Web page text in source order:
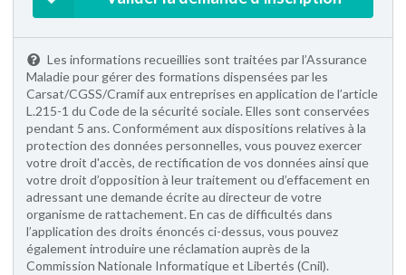
Les informations recueillies sont traitées par l’Assurance
Maladie pour gérer des formations dispensées par les
Carsat/CGSS/Cramif aux entreprises en application de l’article
L.215-1 du Code de la sécurité sociale. Elles sont conservées
pendant 5 ans. Conformément aux dispositions relatives à la
protection des données personnelles, vous pouvez exercer
votre droit d'accès, de rectification de vos données ainsi que
votre droit d’opposition à leur traitement ou d’effacement en
adressant une demande écrite au directeur de votre
organisme de rattachement. En cas de difficultés dans
l’application des droits énoncés ci-dessus, vous pouvez
également introduire une réclamation auprès de la
Commission Nationale Informatique et Libertés (Cnil).